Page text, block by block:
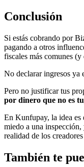
Conclusión
Si estás cobrando por
pagando a otros
fiscales más comunes (y
No declarar ingresos ya
Pero no justificar tus
por dinero que no es
En Kunfupay, la idea es
miedo a una inspección,
realidad de los
También te